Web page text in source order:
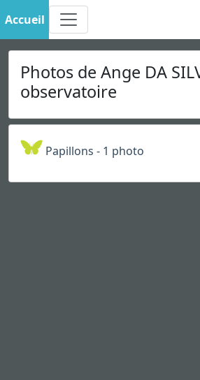
Accueil
Photos de Ange DA
observatoire
Papillons - 1 photo